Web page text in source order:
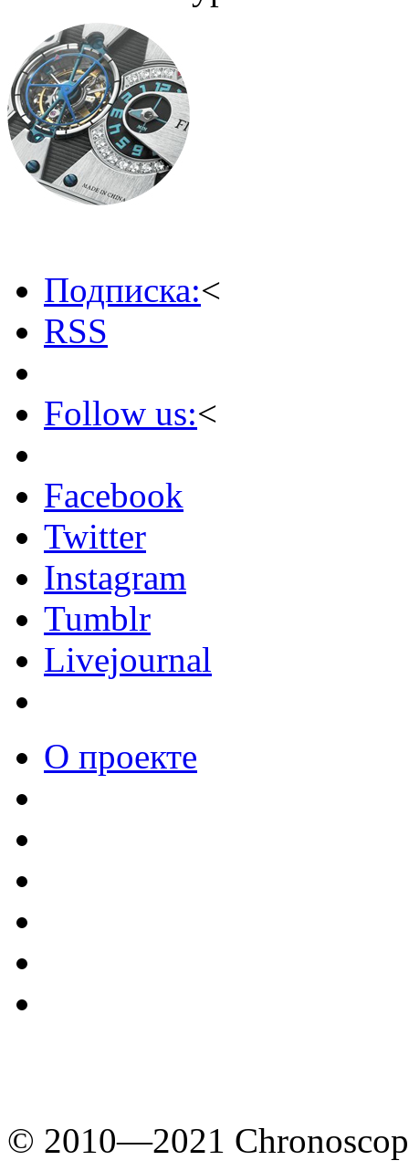
Подписка:<
RSS
Follow us:<
Facebook
Twitter
Instagram
Tumblr
Livejournal
О проекте
© 2010—2021